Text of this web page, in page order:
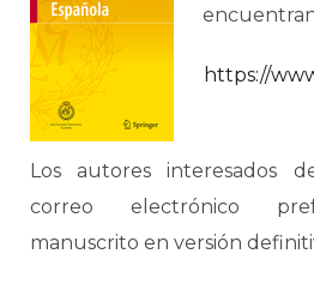
https://
Los autores interesados
correo electrónico
manuscrito en versión